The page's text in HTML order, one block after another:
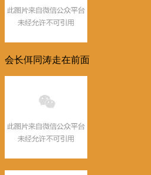
会长佴同涛走在前面